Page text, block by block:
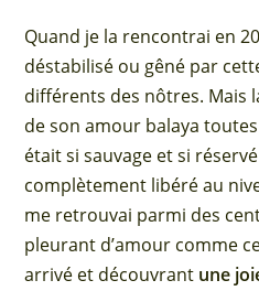
Quand je la rencontrai en
déstabilisé ou gêné par
différents des nôtres. Mais
de son amour balaya
était si sauvage et si
complètement libéré au
me retrouvai parmi des
pleurant d’amour comme
arrivé et découvrant une